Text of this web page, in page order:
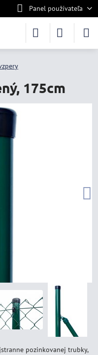
Panel používateľa
175cm
pozinkovanej trubky,